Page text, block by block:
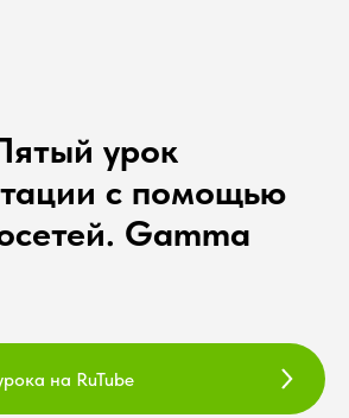
урок
с помощью
Gamma
на RuTube